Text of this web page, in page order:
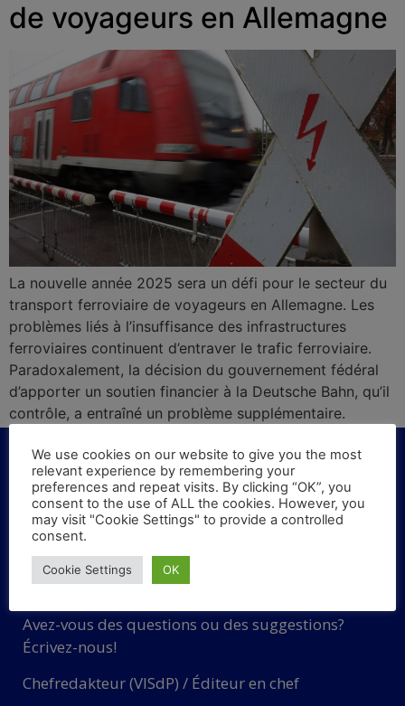
de voyageurs en Allemagne
La nouvelle année 2025 sera un défi pour le secteur du
transport ferroviaire de voyageurs en Allemagne. Les
problèmes liés à l’insuffisance des infrastructures
ferroviaires continuent d’entraver le trafic ferroviaire.
Paradoxalement, la décision du gouvernement fédéral
d’apporter un soutien financier à la Deutsche Bahn, qu’il
contrôle, a entraîné un problème supplémentaire.
KONTAKT
Haben Sie Fragen oder Vorschläge? Schreiben Sie
uns!
Avez-vous des questions ou des suggestions?
Écrivez-nous!
Chefredakteur (VISdP) / Éditeur en chef
We use cookies on our website to give you the most
relevant experience by remembering your
preferences and repeat visits. By clicking “OK”, you
consent to the use of ALL the cookies. However, you
may visit "Cookie Settings" to provide a controlled
consent.
Cookie Settings OK